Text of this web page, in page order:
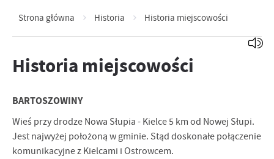
Strona główna Historia Historia miejscowości
Historia miejscowości
BARTOSZOWINY
Wieś przy drodze Nowa Słupia - Kielce 5 km od Nowej Słupi.
Jest najwyżej położoną w gminie. Stąd doskonałe połączenie
komunikacyjne z Kielcami i Ostrowcem.